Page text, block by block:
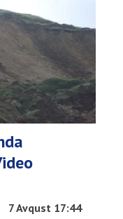
7 Avqust 17:44